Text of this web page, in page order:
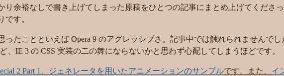
り余裕なしで書き上げてしまった原稿をひとつの記事にまとめ上げてくださ
です。
ったことといえば Opera 9 のアグレッシブさ。記事中では触れられませんで
、IE 3 の CSS 実装の二の舞にならないかと思わず心配してしまうほどです。
2 Part 1、ジェネレータを用いたアニメーションのサンプルです。また、 イ